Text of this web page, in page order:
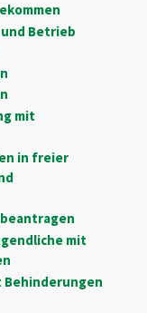
Betrieb
mit
in freier
mit